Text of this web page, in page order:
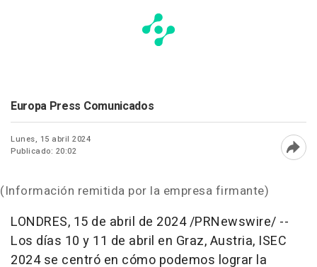
Europa Press Comunicados
Lunes, 15 abril 2024
Publicado: 20:02
(Información remitida por la empresa firmante)
LONDRES, 15 de abril de 2024/PRNewswire/ --
Los días 10 y 11 de abril en Graz, Austria, ISEC
2024 se centró en cómo podemos lograr la